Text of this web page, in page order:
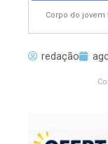
Corpo do jovem
redação